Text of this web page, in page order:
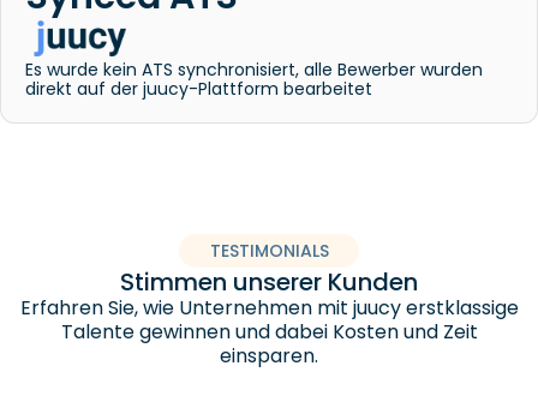
Es wurde kein ATS synchronisiert, alle Bewerber wurden
direkt auf der juucy-Plattform bearbeitet
TESTIMONIALS
Stimmen unserer Kunden
Erfahren Sie, wie Unternehmen mit juucy erstklassige
Talente gewinnen und dabei Kosten und Zeit
einsparen.